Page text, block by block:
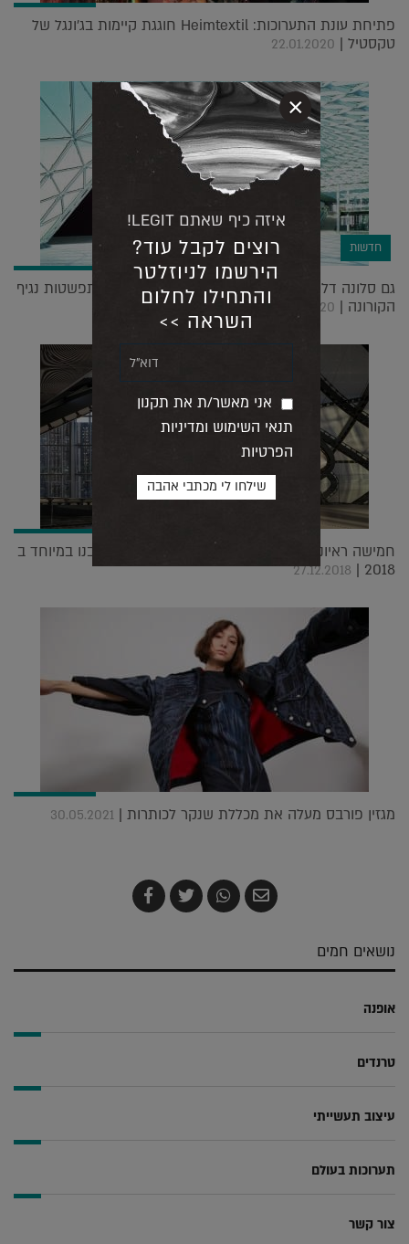
פתיחת עונת התערוכות: Heimtextil חוגגת קיימות בג'ונגל של
טקסטיל | 22.01.2020
חדשות
גם סלונה דל מובילה הודיע על דחיית היריד בשל התפשטות נגיף
הקורונה | 25.02.2020
חמישה ראיונות עם אדריכלים ומעצבים מחו"ל שאהבנו במיוחד ב
2018 |
27.12.2018
מגזין פורבס מעלה את מכללת שנקר לכותרות | 30.05.2021
שלח
בדואר
שתף
ב-
צייץ
ב-
שתף
ב-
נושאים חמים
אופנה
טרנדים
עיצוב תעשייתי
תערוכות בעולם
צור קשר
איזה כיף שאתם LEGIT!
רוצים לקבל עוד?
הירשמו לניוזלטר
והתחילו לחלום
השראה >>
אני מאשר/ת את תקנון
תנאי השימוש ומדיניות
הפרטיות
×